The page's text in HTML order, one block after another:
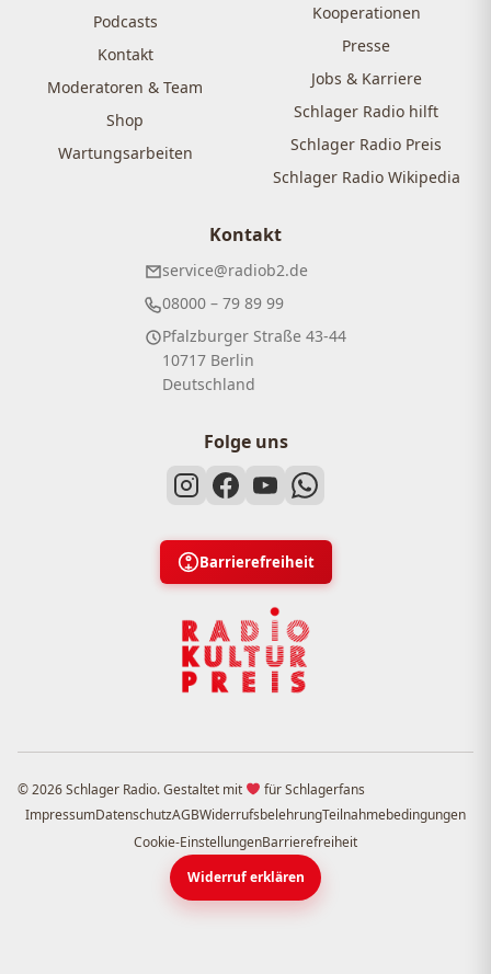
Podcasts
Kontakt
Moderatoren & Team
Shop
Wartungsarbeiten
Kooperationen
Presse
Jobs & Karriere
Schlager Radio hilft
Schlager Radio Preis
Schlager Radio Wikipedia
Kontakt
service@radiob2.de
08000 – 79 89 99
Pfalzburger Straße 43-44
10717 Berlin
Deutschland
Folge uns
Barrierefreiheit
© 2026 Schlager Radio. Gestaltet mit
für Schlagerfans
ImpressumDatenschutzAGBWiderrufsbelehrungTeilnahmebedingungen
Cookie-EinstellungenBarrierefreiheit
Widerruf erklären